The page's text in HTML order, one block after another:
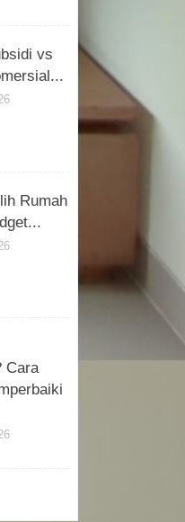
vs
Rumah
Cara